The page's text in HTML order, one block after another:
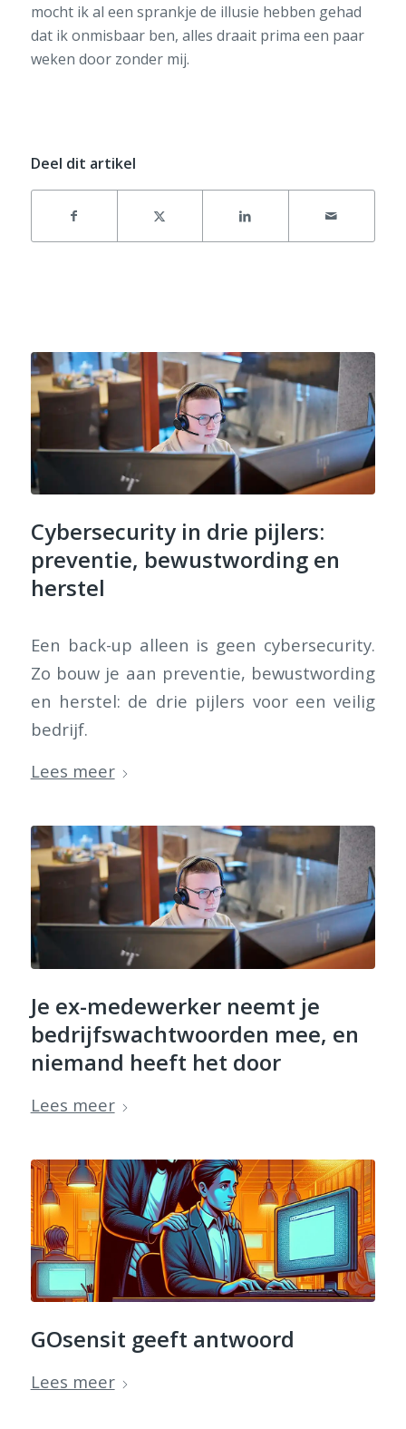
mocht ik al een sprankje de illusie hebben gehad
dat ik onmisbaar ben, alles draait prima een paar
weken door zonder mij.
Deel dit artikel
Cybersecurity in drie pijlers:
preventie, bewustwording en
herstel
Een back-up alleen is geen cybersecurity.
Zo bouw je aan preventie, bewustwording
en herstel: de drie pijlers voor een veilig
bedrijf.
Lees meer
Je ex-medewerker neemt je
bedrijfswachtwoorden mee, en
niemand heeft het door
Lees meer
GOsensit geeft antwoord
Lees meer